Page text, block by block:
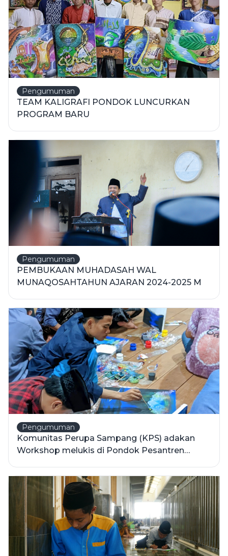
Pengumuman
TEAM KALIGRAFI PONDOK LUNCURKAN
PROGRAM BARU
Pengumuman
PEMBUKAAN MUHADASAH WAL
MUNAQOSAHTAHUN AJARAN 2024-2025 M
Pengumuman
Komunitas Perupa Sampang (KPS) adakan
Workshop melukis di Pondok Pesantren